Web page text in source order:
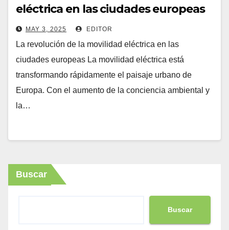
eléctrica en las ciudades europeas
(revolución
MAY 3, 2025 EDITOR
La revolución de la movilidad eléctrica en las
ciudades europeas La movilidad eléctrica está
transformando rápidamente el paisaje urbano de
Europa. Con el aumento de la conciencia ambiental y
la…
Buscar
Buscar